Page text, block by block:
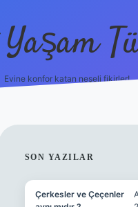
Evine konfor katan neşeli fikirler!
SIDEBAR
SON YAZILAR
Çerkesler ve Çeçenler